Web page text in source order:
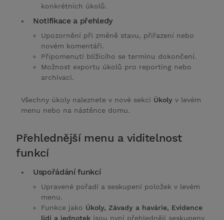
konkrétních úkolů.
Notifikace a přehledy
Upozornění při změně stavu, přiřazení nebo
novém komentáři.
Připomenutí blížícího se termínu dokončení.
Možnost exportu úkolů pro reporting nebo
archivaci.
Všechny úkoly naleznete v nové sekci Úkoly v levém
menu nebo na nástěnce domu.
Přehlednější menu a viditelnost
funkcí
Uspořádání funkcí
Upravené pořadí a seskupení položek v levém
menu.
Funkce jako Úkoly, Závady a havárie, Evidence
lidí a jednotek jsou nyní přehledněji seskupeny